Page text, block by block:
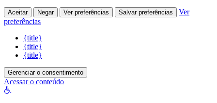
Aceitar Negar Ver preferências Salvar preferências
Ver
preferências
{title}
{title}
{title}
Gerenciar o consentimento
Acessar o conteúdo
Abrir